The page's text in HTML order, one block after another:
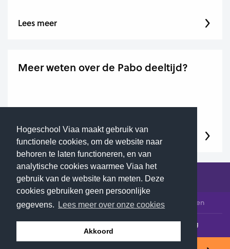
Hogeschool Viaa maakt gebruik van
functionele cookies, om de website naar
behoren te laten functioneren, en van
analytische cookies waarmee Viaa het
gebruik van de website kan meten. Deze
cookies gebruiken geen persoonlijke
gegevens.
Lees meer over onze cookies
Akkoord
Lees meer
Meer weten over de Pabo deeltijd?
Lees meer
© 2026 Hogeschool Viaa - Alle rechten voorbehouden
Klachtenloket Contact Privacyverklaring